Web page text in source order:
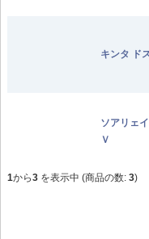
キンタ ド
ソアリェ
Ｖ
1から3 を表示中 (商品の数: 3)